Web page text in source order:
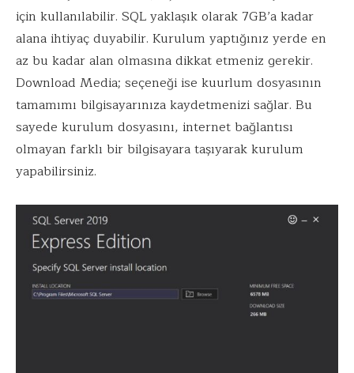
için kullanılabilir. SQL yaklaşık olarak 7GB’a kadar
alana ihtiyaç duyabilir. Kurulum yaptığınız yerde en
az bu kadar alan olmasına dikkat etmeniz gerekir.
Download Media; seçeneği ise kuurlum dosyasının
tamamımı bilgisayarınıza kaydetmenizi sağlar. Bu
sayede kurulum dosyasını, internet bağlantısı
olmayan farklı bir bilgisayara taşıyarak kurulum
yapabilirsiniz.